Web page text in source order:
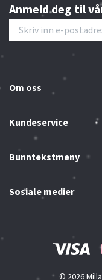
Anmeld deg til
Om oss
Kundeservice
Bunntekstmeny
Sosiale medier
© 2026